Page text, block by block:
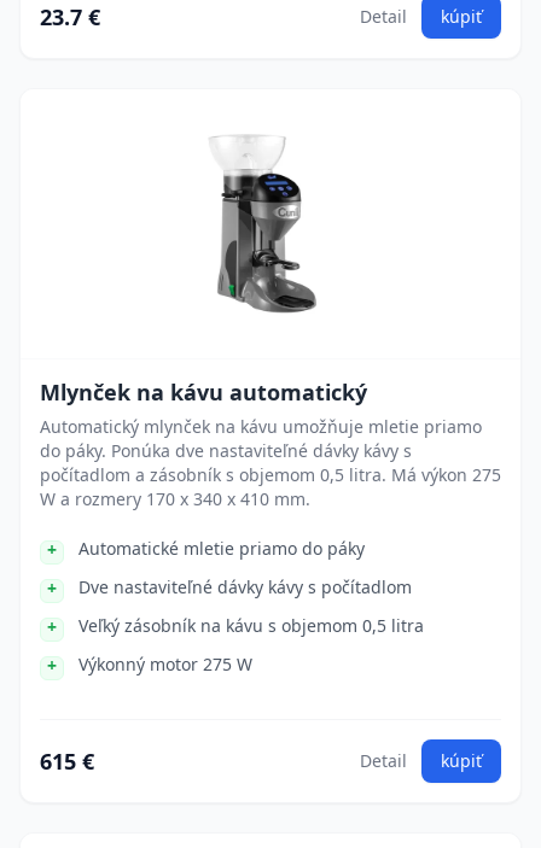
23.7 € Detail kúpiť
Mlynček na kávu automatický
Automatický mlynček na kávu umožňuje mletie priamo
do páky. Ponúka dve nastaviteľné dávky kávy s
počítadlom a zásobník s objemom 0,5 litra. Má výkon 275
W a rozmery 170 x 340 x 410 mm.
Automatické mletie priamo do páky
Dve nastaviteľné dávky kávy s počítadlom
Veľký zásobník na kávu s objemom 0,5 litra
Výkonný motor 275 W
615 € Detail kúpiť